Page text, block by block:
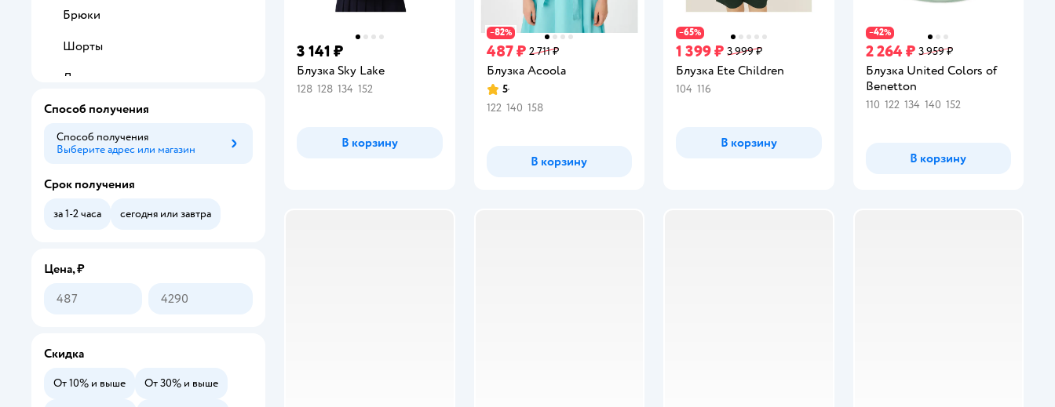
3 141 ₽
Блузка Sky Lake
128 128 134 152
В корзину
−82%
487 ₽ 2 711 ₽
Блузка Acoola
Рейтинг:
5
122 140 158
В корзину
−65%
1 399 ₽ 3 999 ₽
Блузка Ete Children
104 116
В корзину
−42%
2 264 ₽ 3 959 ₽
Блузка United Colors of
Benetton
110 122 134 140 152
В корзину
Брюки
Шорты
Легинсы
Худи
Юбки
Топы
Лонгсливы
Сарафаны
Водолазки
Способ получения
Способ получения
Выберите адрес или магазин
Способ получения
Срок получения
за 1-2 часа сегодня или завтра
Цена, ₽
Скидка
От 10% и выше От 30% и выше